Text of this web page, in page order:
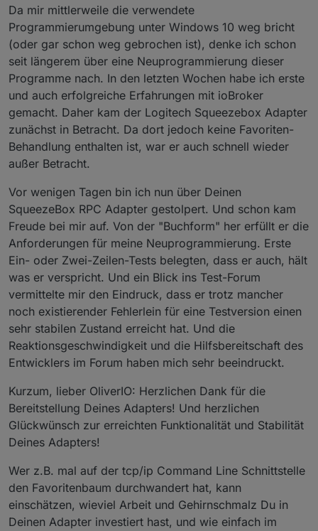
Da mir mittlerweile die verwendete
Programmierumgebung unter Windows 10 weg bricht
(oder gar schon weg gebrochen ist), denke ich schon
seit längerem über eine Neuprogrammierung dieser
Programme nach. In den letzten Wochen habe ich erste
und auch erfolgreiche Erfahrungen mit ioBroker
gemacht. Daher kam der Logitech Squeezebox Adapter
zunächst in Betracht. Da dort jedoch keine Favoriten-
Behandlung enthalten ist, war er auch schnell wieder
außer Betracht.
Vor wenigen Tagen bin ich nun über Deinen
SqueezeBox RPC Adapter gestolpert. Und schon kam
Freude bei mir auf. Von der "Buchform" her erfüllt er die
Anforderungen für meine Neuprogrammierung. Erste
Ein- oder Zwei-Zeilen-Tests belegten, dass er auch, hält
was er verspricht. Und ein Blick ins Test-Forum
vermittelte mir den Eindruck, dass er trotz mancher
noch existierender Fehlerlein für eine Testversion einen
sehr stabilen Zustand erreicht hat. Und die
Reaktionsgeschwindigkeit und die Hilfsbereitschaft des
Entwicklers im Forum haben mich sehr beeindruckt.
Kurzum, lieber OliverIO: Herzlichen Dank für die
Bereitstellung Deines Adapters! Und herzlichen
Glückwünsch zur erreichten Funktionalität und Stabilität
Deines Adapters!
Wer z.B. mal auf der tcp/ip Command Line Schnittstelle
den Favoritenbaum durchwandert hat, kann
einschätzen, wieviel Arbeit und Gehirnschmalz Du in
Deinen Adapter investiert hast, und wie einfach im